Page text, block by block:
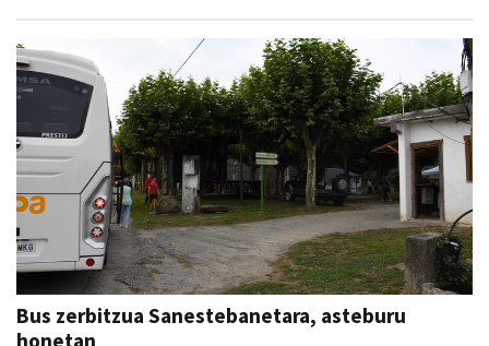
Bus zerbitzua Sanestebanetara, asteburu